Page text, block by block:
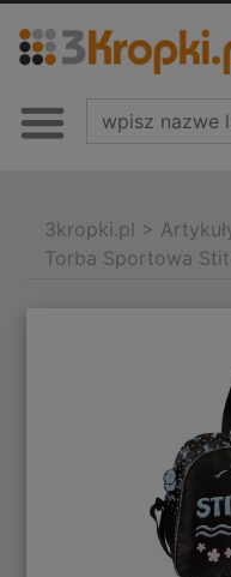
3kropki.pl >
Torba Sportowa